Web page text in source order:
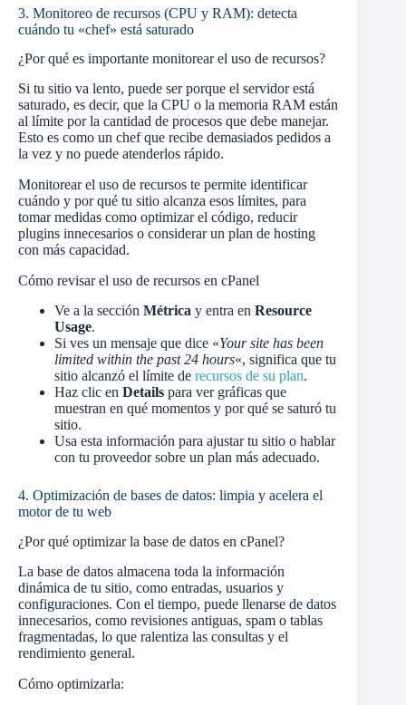
3. Monitoreo de recursos (CPU y RAM): detecta
cuándo tu «chef» está saturado
¿Por qué es importante monitorear el uso de recursos?
Si tu sitio va lento, puede ser porque el servidor está
saturado, es decir, que la CPU o la memoria RAM están
al límite por la cantidad de procesos que debe manejar.
Esto es como un chef que recibe demasiados pedidos a
la vez y no puede atenderlos rápido.
Monitorear el uso de recursos te permite identificar
cuándo y por qué tu sitio alcanza esos límites, para
tomar medidas como optimizar el código, reducir
plugins innecesarios o considerar un plan de hosting
con más capacidad.
Cómo revisar el uso de recursos en cPanel
Ve a la sección Métrica y entra en Resource
Usage.
Si ves un mensaje que dice «Your site has been
limited within the past 24 hours«, significa que tu
sitio alcanzó el límite de recursos de su plan.
Haz clic en Details para ver gráficas que
muestran en qué momentos y por qué se saturó tu
sitio.
Usa esta información para ajustar tu sitio o hablar
con tu proveedor sobre un plan más adecuado.
4. Optimización de bases de datos: limpia y acelera el
motor de tu web
¿Por qué optimizar la base de datos en cPanel?
La base de datos almacena toda la información
dinámica de tu sitio, como entradas, usuarios y
configuraciones. Con el tiempo, puede llenarse de datos
innecesarios, como revisiones antiguas, spam o tablas
fragmentadas, lo que ralentiza las consultas y el
rendimiento general.
Cómo optimizarla: